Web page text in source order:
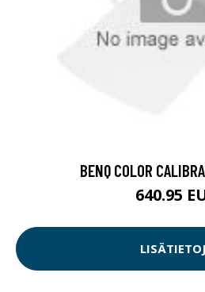
BENQ COLOR
640.95